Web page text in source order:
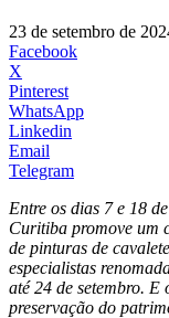
23 de setembro de
Facebook
X
Pinterest
WhatsApp
Linkedin
Email
Telegram
Entre os dias 7 e 18
Curitiba promove um
de pinturas de
especialistas
até 24 de setembro.
preservação do